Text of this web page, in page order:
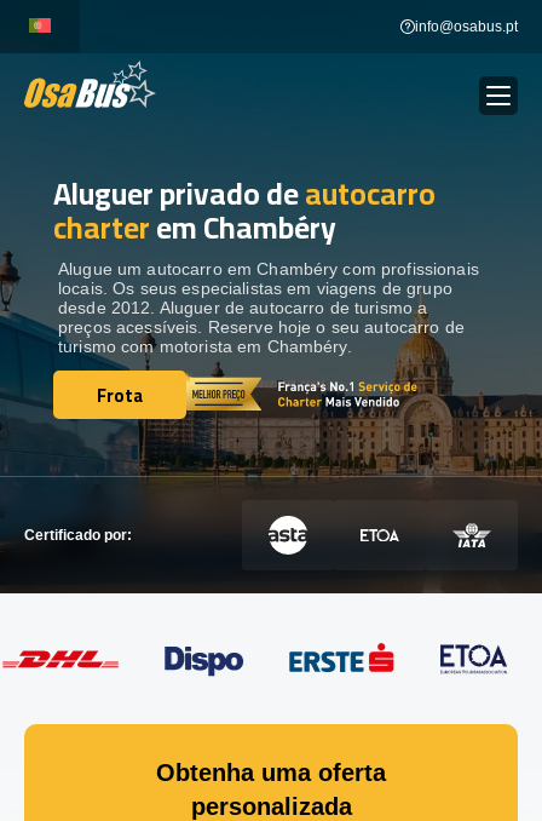
content
info@osabus.pt
ALUGUER DE AUTOCARROS
DESTINOS
FROTA
ENTRE EM CONTACTO
ENTRE EM CONTACTO
Aluguer privado deautocarro
charterem Chambéry
Alugue um autocarro em Chambéry com profissionais
locais. Os seus especialistas em viagens de grupo
desde 2012. Aluguer de autocarro de turismo a
preços acessíveis. Reserve hoje o seu autocarro de
turismo com motorista em Chambéry.
Frota
Frota
Certificado por:
Obtenha uma oferta
personalizada